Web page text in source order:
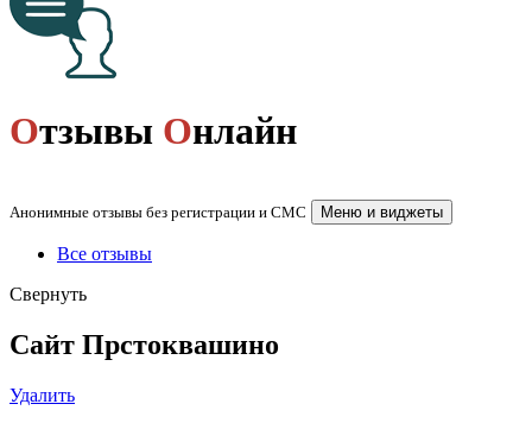
Отзывы Онлайн
Анонимные отзывы без регистрации и СМС Меню и виджеты
Все отзывы
Свернуть
Сайт Прстоквашино
Удалить